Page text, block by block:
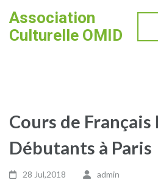
to
content
Association
Culturelle OMID
Cours de Français
Débutants à Paris
28 Jul,2018 admin